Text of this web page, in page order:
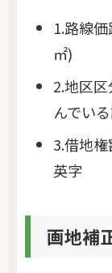
1.路線
㎡)
2.地区
んでい
3.借地
英字
画地補